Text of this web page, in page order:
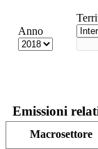
Anno
Emissioni
Macrosettore